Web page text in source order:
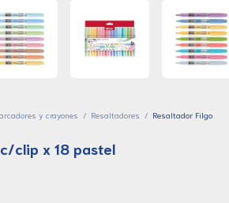
y crayones / Resaltadores / Resaltador Filgo
clip x 18 pastel